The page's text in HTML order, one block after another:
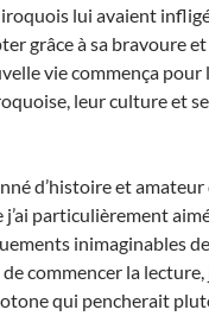
lui avaient
grâce à sa bravoure et
vie commença
leur culture et
d’histoire et
j’ai particulièrement
inimaginables
commencer la lecture,
qui pencherait